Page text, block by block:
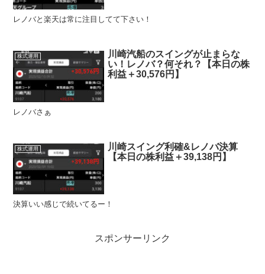
レノバと楽天は常に注目してて下さい！
株式運用
川崎汽船のスイングが止まらな
い！レノバ？何それ？【本日の株
利益＋30,576円】
レノバさぁ
株式運用
川崎スイング利確&レノバ決算
【本日の株利益＋39,138円】
決算いい感じで続いてるー！
スポンサーリンク